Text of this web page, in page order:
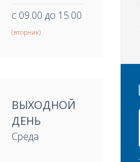
с 09.00 до 15.00
(вторник)
ВЫХОДНОЙ
ДЕНЬ
Среда